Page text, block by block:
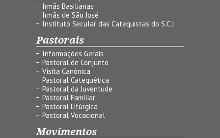
Irmãs Basilianas
Irmãs de São José
Instituto Secular das Catequistas do S.C.J
Pastorais
Informações Gerais
Pastoral de Conjunto
Visita Canônica
Pastoral Catequética
Pastoral da Juventude
Pastoral Familiar
Pastoral Litúrgica
Pastoral Vocacional
Movimentos